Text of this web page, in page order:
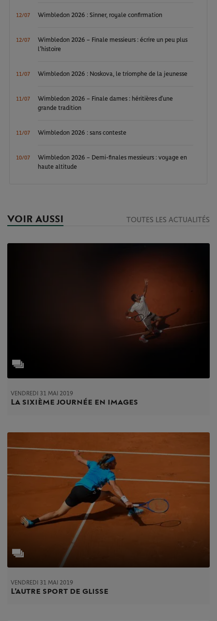
12/07 Wimbledon 2026 : Sinner, royale confirmation
12/07
Wimbledon 2026 – Finale messieurs : écrire un peu plus
l’histoire
11/07 Wimbledon 2026 : Noskova, le triomphe de la jeunesse
11/07
Wimbledon 2026 – Finale dames : héritières d’une
grande tradition
11/07 Wimbledon 2026 : sans conteste
10/07
Wimbledon 2026 – Demi-finales messieurs : voyage en
haute altitude
VOIR AUSSI TOUTES LES ACTUALITÉS
VENDREDI 31 MAI 2019
La sixième journée en images
VENDREDI 31 MAI 2019
L'autre sport de glisse